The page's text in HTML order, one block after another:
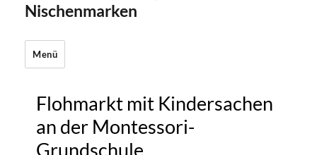
Nischenmarken
Menü
Flohmarkt mit Kindersachen
an der Montessori-
Grundschule